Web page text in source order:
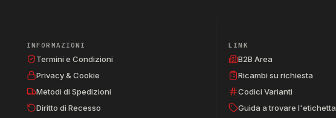
INFORMAZIONI
Termini e Condizioni
Privacy & Cookie
Metodi di Spedizioni
Diritto di Recesso
LINK
B2B Area
Ricambi su richiesta
Codici Varianti
Guida a trovare l'etichetta